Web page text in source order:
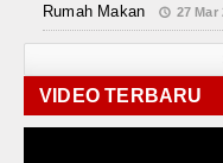
Rumah Makan
27 Mar
VIDEO TERBARU